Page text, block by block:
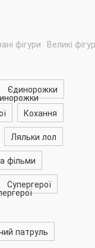
фігури Великі
Єдинорожки
Кохання
Ляльки лол
фільми
Супергерої
патруль